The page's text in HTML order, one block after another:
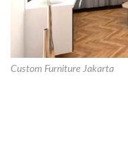
Custom Furniture Jakarta